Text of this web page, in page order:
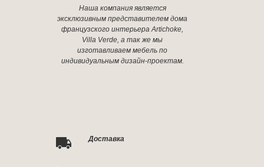
Наша компания является
эксклюзивным представителем дома
французского интерьера Artichoke,
Villa Verde, а так же мы
изготавливаем мебель по
индивидуальным дизайн-проектам.
Доставка